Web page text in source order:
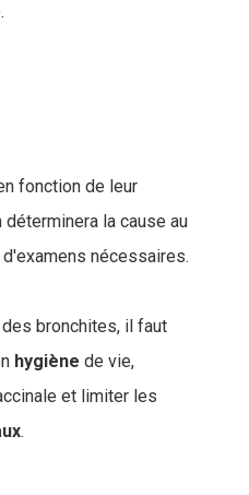
fonction de leur
la cause au
nécessaires.
bronchites, il faut
hygiène de vie,
et limiter les
.